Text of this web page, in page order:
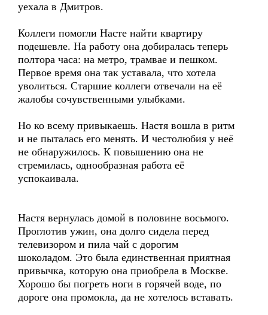
уехала в Дмитров.
Коллеги помогли Насте найти квартиру
подешевле. На работу она добиралась теперь
полтора часа: на метро, трамвае и пешком.
Первое время она так уставала, что хотела
уволиться. Старшие коллеги отвечали на её
жалобы сочувственными улыбками.
Но ко всему привыкаешь. Настя вошла в ритм
и не пыталась его менять. И честолюбия у неё
не обнаружилось. К повышению она не
стремилась, однообразная работа её
успокаивала.
Настя вернулась домой в половине восьмого.
Проглотив ужин, она долго сидела перед
телевизором и пила чай с дорогим
шоколадом. Это была единственная приятная
привычка, которую она приобрела в Москве.
Хорошо бы погреть ноги в горячей воде, по
дороге она промокла, да не хотелось вставать.